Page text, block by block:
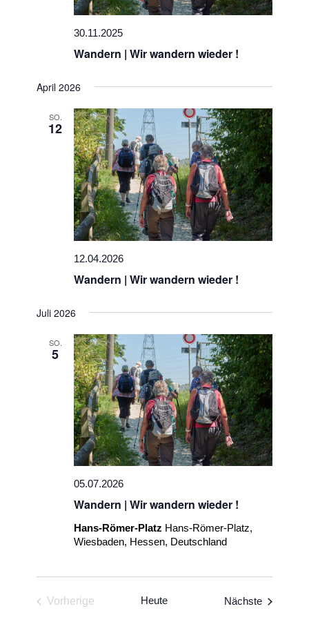
Wandern | Wir wandern wieder !
30.11.2025
April 2026
SO.
12
Wandern | Wir wandern wieder !
12.04.2026
Juli 2026
SO.
5
Wandern | Wir wandern wieder !
05.07.2026
Hans-Römer-Platz Hans-Römer-Platz,
Wiesbaden, Hessen, Deutschland
Vorherige
Heute Nächste